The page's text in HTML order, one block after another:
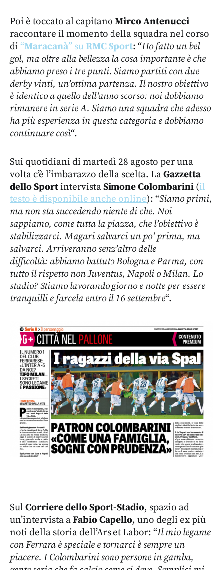
Poi è toccato al capitano Mirco Antenucci
raccontare il momento della squadra nel corso
di “Maracanà” suRMC Sport: “Ho fatto un bel
gol, ma oltre alla bellezza la cosa importante è che
abbiamo preso i tre punti. Siamo partiti con due
derby vinti, un’ottima partenza. Il nostro obiettivo
è identico a quello dell’anno scorso: noi dobbiamo
rimanere in serie A. Siamo una squadra che adesso
ha più esperienza in questa categoria e dobbiamo
continuare così“.
Sui quotidiani di martedì 28 agosto per una
volta c’è l’imbarazzo della scelta. LaGazzetta
dello SportintervistaSimone Colombarini (il
testo è disponibile anche online): “Siamo primi,
ma non sta succedendo niente di che. Noi
sappiamo, come tutta la piazza, che l’obiettivo è
stabilizzarci. Magari salvarci un po’ prima, ma
salvarci. Arriveranno senz’altro delle
difficoltà: abbiamo battuto Bologna e Parma, con
tutto il rispetto non Juventus, Napoli o Milan. Lo
stadio? Stiamo lavorando giorno e notte per essere
tranquilli e farcela entro il 16 settembre“.
SulCorriere dello Sport-Stadio, spazio ad
un’intervista aFabio Capello, uno degli ex più
noti della storia dell’Ars et Labor: “Il mio legame
con Ferrara è speciale e tornarci è sempre un
piacere. I Colombarini sono persone in gamba,